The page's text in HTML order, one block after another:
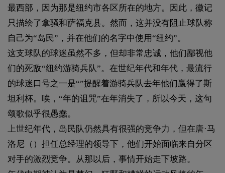
最西部，因为那是纽约市各区所在的地方。因此，徽记
只描绘了拿骚和萨福克县。然而，这并没有阻止球队称
自己为“岛民”，并在他们的名字中使用“纽约”。
这支球队的球迷虽然不多，但却非常忠诚，他们鄙视他
们的死敌“纽约游骑兵队”。在世纪年代和年代，最流行
的球迷口号之一是“”提醒着游骑兵队去年他们赢得了斯
坦利杯。唉，“年的诅咒”在年消失了，所以今天，这句
颂歌似乎很愚蠢。
上世纪年代，岛民队仍然具有很强的竞争力，但在唐·马
洛尼（）担任总经理的领导下，他们开始面临来自分区
对手的激烈竞争。从那以后，事情开始走下坡路。